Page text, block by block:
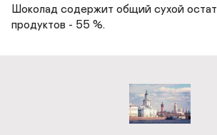
Шоколад содержит общий сухой
продуктов - 55 %.